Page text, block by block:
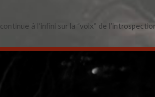
à l’infini sur la “voix” de